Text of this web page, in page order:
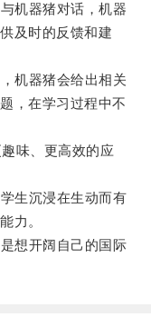
机器猪对话，机器
及时的反馈和建
机器猪会给出相关
，在学习过程中不
味、更高效的应
生沉浸在生动而有
力。
想开阔自己的国际